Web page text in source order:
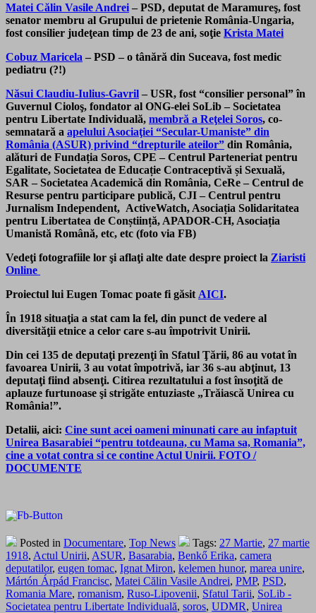
Matei Călin Vasile Andrei – PSD, deputat de Maramureş, fost
senator membru al Grupului de prietenie România-Ungaria,
fost consilier judeţean timp de 23 de ani, soţie Krista Matei
Cobuz Maricela – PSD – o tânără din Suceava, fost medic
pediatru (?!)
Năsui Claudiu-Iulius-Gavril – USR, fost “consilier personal” în
Guvernul Cioloş, fondator al ONG-elei SoLib – Societatea
pentru Libertate Individuală, membră a Reţelei Soros, co-
semnatară a apelului Asociaţiei “Secular-Umaniste” din
România (ASUR) privind “drepturile ateilor” din România,
alături de Fundația Soros, CPE – Centrul Parteneriat pentru
Egalitate, Societatea de Educație Contraceptivă și Sexuală,
SAR – Societatea Academică din România, CeRe – Centrul de
Resurse pentru participare publică, CJI – Centrul pentru
Jurnalism Independent, ActiveWatch, Asociația Solidaritatea
pentru Libertatea de Conștiință, APADOR-CH, Asociația
Umanistă Română, etc, etc (foto via FB)
Vedeţi fotografiile lor şi aflaţi alte date despre proiect la Ziaristi
Online
Proiectul lui Eugen Tomac poate fi găsit AICI.
În 1918 situaţia a stat cam la fel, din punct de vedere al
diversităţii etnice a celor care s-au împotrivit Unirii.
Din cei 135 de deputaţi prezenţi în Sfatul Ţării, 86 au votat în
favoarea Unirii, 3 au votat împotrivă, iar 36 s-au abţinut, 13
deputaţi fiind absenţi. Citirea rezultatului a fost însoţită de
aplauze furtunoase şi strigăte entuziaste „Trăiască Unirea cu
România!”.
Detalii, aici: Cine sunt acei oameni minunati care au infaptuit
Unirea Basarabiei “pentru totdeauna, cu Mama sa, Romania”,
cine a votat contra si ce contine Actul Unirii. FOTO /
DOCUMENTE
Posted in Documentare, Top News Tags: 27 Martie, 27 martie
1918, Actul Unirii, ASUR, Basarabia, Benkő Erika, camera
deputatilor, eugen tomac, Ignat Miron, kelemen hunor, marea unire,
Mártón Árpád Francisc, Matei Călin Vasile Andrei, PMP, PSD,
Romania Mare, romanism, Ruso-Lipovenii, Sfatul Tarii, SoLib -
Societatea pentru Libertate Individuală, soros, UDMR, Unirea